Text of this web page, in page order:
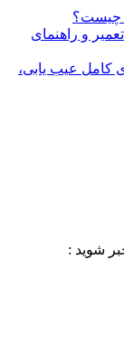
چیست؟
و راهنمای
کامل عیب یابی،
شوید :